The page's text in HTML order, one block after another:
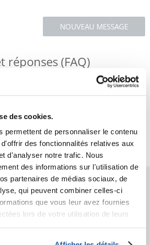
des cookies.
permettent de personnaliser le contenu
des fonctionnalités relatives aux
d'analyser notre trafic. Nous
des informations sur l'utilisation de
partenaires de médias sociaux, de
qui peuvent combiner celles-ci
que vous leur avez fournies
lors de votre utilisation de leurs
NOUVEAU MESSAGE
réponses (FAQ)